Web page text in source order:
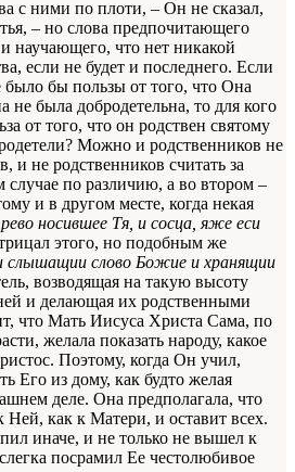
с ними по плоти, – Он не сказал,
– но слова предпочитающего
научающего, что нет никакой
если не будет и последнего. Если
бы пользы от того, что Она
не была добродетельна, то для кого
от того, что он родствен святому
Можно и родственников не
и не родственников считать за
случае по различию, а во втором –
и в другом месте, когда некая
носившее Тя, и сосца, яже еси
этого, но подобным же
слышащии слово Божие и хранящии
возводящая на такую высоту
и делающая их родственными
что Мать Иисуса Христа Сама, по
желала показать народу, какое
Поэтому, когда Он учил,
Его из дому, как будто желая
деле. Она предполагала, что
Ней, как к Матери, и оставит всех.
иначе, и не только не вышел к
посрамил Ее честолюбивое